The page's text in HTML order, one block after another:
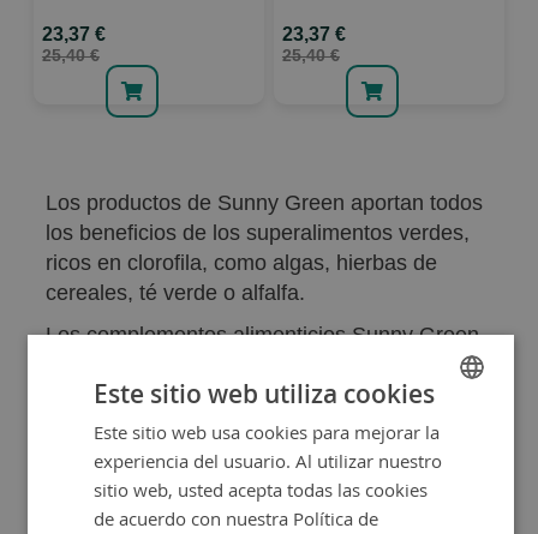
Los productos de Sunny Green aportan todos
los beneficios de los superalimentos verdes,
ricos en clorofila, como algas, hierbas de
cereales, té verde o alfalfa.
Los complementos alimenticios Sunny Green
nutrientes de sus ingredientes, de manera que
puedas disfrutar de sus propiedades en tu día
a día.
23,37 €
25,40 €
23,37 €
25,40 €
SPANISH
ENGLISH
Este sitio web utiliza cookies
Este sitio web usa cookies para mejorar la
experiencia del usuario. Al utilizar nuestro
sitio web, usted acepta todas las cookies
de acuerdo con nuestra Política de